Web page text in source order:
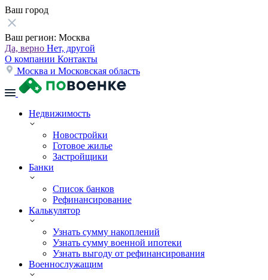
Ваш город
Ваш регион: Москва
Да, верно Нет, другой
О компании Контакты
Москва и Московская область
Недвижимость
Новостройки
Готовое жилье
Застройщики
Банки
Список банков
Рефинансирование
Калькулятор
Узнать сумму накоплений
Узнать сумму военной ипотеки
Узнать выгоду от рефинансирования
Военнослужащим